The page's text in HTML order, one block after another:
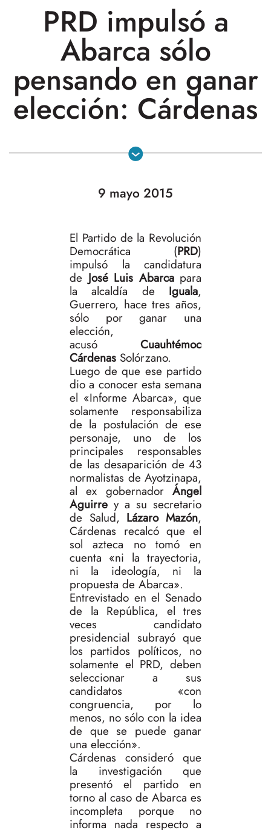
PRD impulsó a
Abarca sólo
pensando en ganar
elección: Cárdenas
9 mayo 2015
El Partido de la Revolución
Democrática (PRD)
impulsó la candidatura
de José Luis Abarca para
la alcaldía de Iguala,
Guerrero, hace tres años,
sólo por ganar una
elección,
acusó Cuauhtémoc
Cárdenas Solórzano.
Luego de que ese partido
dio a conocer esta semana
el «Informe Abarca», que
solamente responsabiliza
de la postulación de ese
personaje, uno de los
principales responsables
de las desaparición de 43
normalistas de Ayotzinapa,
al ex gobernador Ángel
Aguirre y a su secretario
de Salud, Lázaro Mazón,
Cárdenas recalcó que el
sol azteca no tomó en
cuenta «ni la trayectoria,
ni la ideología, ni la
propuesta de Abarca».
Entrevistado en el Senado
de la República, el tres
veces candidato
presidencial subrayó que
los partidos políticos, no
solamente el PRD, deben
seleccionar a sus
candidatos «con
congruencia, por lo
menos, no sólo con la idea
de que se puede ganar
una elección».
Cárdenas consideró que
la investigación que
presentó el partido en
torno al caso de Abarca es
incompleta porque no
informa nada respecto a